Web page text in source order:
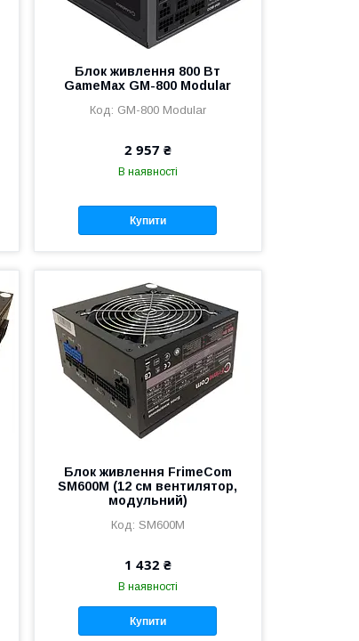
Блок живлення 800 Вт
GameMax GM-800 Modular
GM-800 Modular
2 957 ₴
В наявності
Купити
Блок живлення FrimeCom
SM600M (12 см вентилятор,
модульний)
SM600M
1 432 ₴
В наявності
Купити